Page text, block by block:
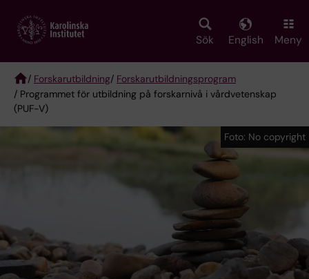
main
Sök English Meny
Breadcrumb
/ Forskarutbildning/ Forskarutbildningsprogram
/ Programmet för utbildning på forskarnivå i vårdvetenskap
(PUF-V)
Foto: No copyright
Foto: No copyright